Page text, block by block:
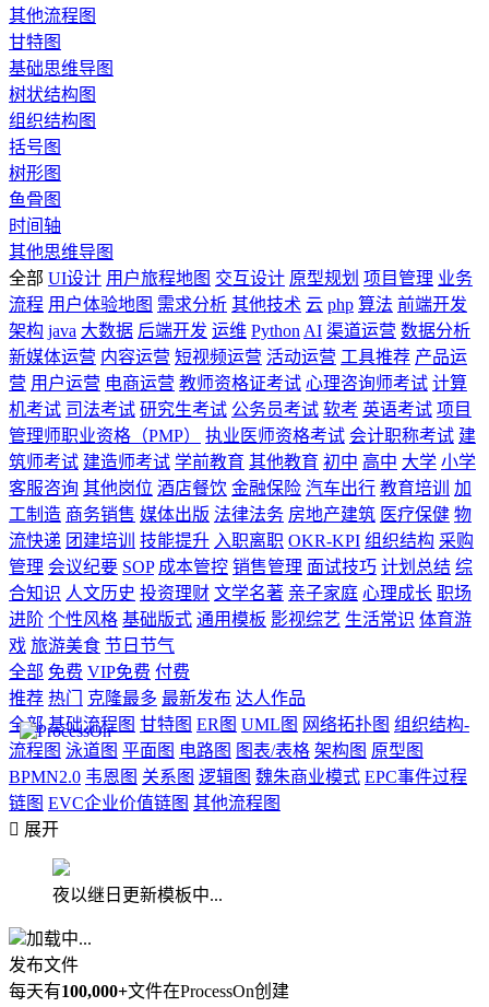
其他流程图
甘特图
基础思维导图
树状结构图
组织结构图
括号图
树形图
鱼骨图
时间轴
其他思维导图
全部 UI设计 用户旅程地图 交互设计 原型规划 项目管理 业务
流程 用户体验地图 需求分析 其他技术 云 php 算法 前端开发
架构 java 大数据 后端开发 运维 Python AI 渠道运营 数据分析
新媒体运营 内容运营 短视频运营 活动运营 工具推荐 产品运
营 用户运营 电商运营 教师资格证考试 心理咨询师考试 计算
机考试 司法考试 研究生考试 公务员考试 软考 英语考试 项目
管理师职业资格（PMP）
执业医师资格考试 会计职称考试 建
筑师考试 建造师考试 学前教育 其他教育 初中 高中 大学 小学
客服咨询 其他岗位 酒店餐饮 金融保险 汽车出行 教育培训
加
工制造 商务销售 媒体出版 法律法务 房地产建筑 医疗保健 物
流快递 团建培训 技能提升 入职离职 OKR-KPI 组织结构 采购
管理 会议纪要 SOP 成本管控 销售管理 面试技巧 计划总结 综
合知识 人文历史 投资理财 文学名著 亲子家庭 心理成长 职场
进阶 个性风格 基础版式 通用模板 影视综艺 生活常识 体育游
戏 旅游美食 节日节气
全部 免费 VIP免费 付费
推荐 热门 克隆最多 最新发布 达人作品
全部 基础流程图 甘特图 ER图 UML图 网络拓扑图 组织结构-
流程图 泳道图 平面图 电路图 图表/表格 架构图 原型图
BPMN2.0 韦恩图 关系图 逻辑图 魏朱商业模式 EPC事件过程
链图 EVC企业价值链图 其他流程图
 展开
夜以继日更新模板中...
加载中...
发布文件
每天有100,000+文件在ProcessOn创建